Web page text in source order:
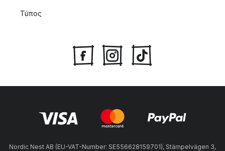
Τύπος
Nordic Nest AB (EU-VAT-Number: SE556628159701), Stämpelvägen 3,